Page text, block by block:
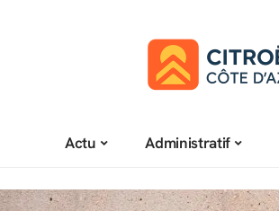
Actu Administratif